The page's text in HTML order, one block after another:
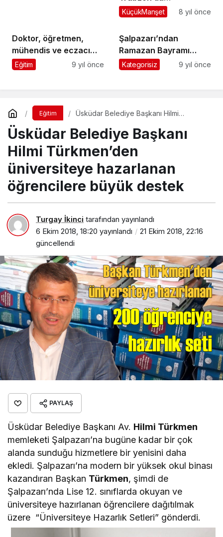
Telekomspor’u 3-1
KüçükManşet 8 yıl önce
Doktor, öğretmen,
mühendis ve eczacı
adayları, Doğancı
Eğitim 9 yıl önce
Şalpazarı’ndan
Ramazan Bayramı
manzaraları
Kategorisiz 9 yıl önce
Eğitim
Üsküdar Belediye Başkanı Hilmi
öğrencilere büyük destek
Üsküdar Belediye Başkanı
Hilmi Türkmen’den
üniversiteye hazarlanan
öğrencilere büyük destek
Turgay İkinci tarafından yayınlandı
6 Ekim 2018, 18:20 yayınlandı
21 Ekim 2018, 22:16
güncellendi
PAYLAŞ
Üsküdar Belediye Başkanı Av. Hilmi Türkmen
memleketi Şalpazarı’na bugüne kadar bir çok
alanda sunduğu hizmetlere bir yenisini daha
ekledi. Şalpazarı’na modern bir yüksek okul binası
kazandıran Başkan Türkmen, şimdi de
Şalpazarı’nda Lise 12. sınıflarda okuyan ve
üniversiteye hazırlanan öğrencilere dağıtılmak
üzere “Üniversiteye Hazarlık Setleri” gönderdi.